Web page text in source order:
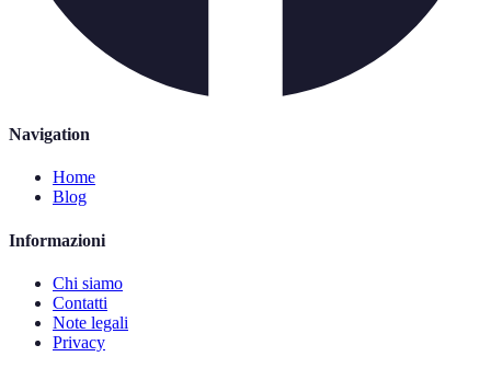
Navigation
Home
Blog
Informazioni
Chi siamo
Contatti
Note legali
Privacy